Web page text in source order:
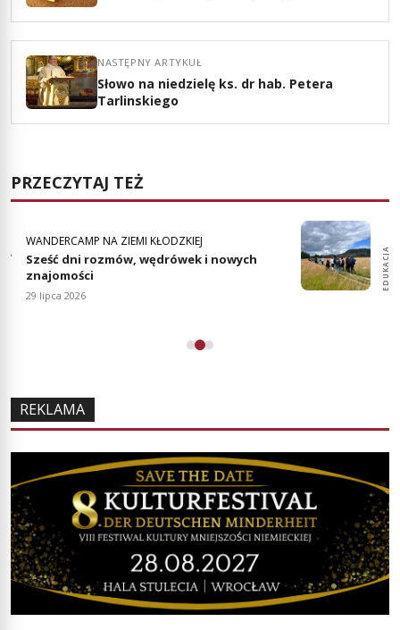
NASTĘPNY ARTYKUŁ
Słowo na niedzielę ks. dr hab. Petera
Tarlinskiego
PRZECZYTAJ TEŻ
EDUKACJA
WANDERCAMP NA ZIEMI KŁODZKIEJ
Sześć dni rozmów, wędrówek i nowych
znajomości
29 lipca 2026
EDUKACJA
REKLAMA